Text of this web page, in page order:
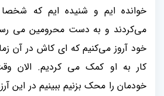
خوانده ایم و شنیده ایم که شخصا
می‌کردند و به دست محرومین می
خود آروز می‌کنیم که ای کاش در آن
کار به او کمک می کردیم.
خودمان را محک بزنیم ببینیم در این